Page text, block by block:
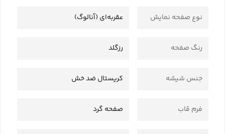
نوع صفحه نمایش عقربه‌ای (آنالوگ)
رنگ صفحه رزگلد
جنس شیشه کریستال ضد خش
فرم قاب صفحه گرد